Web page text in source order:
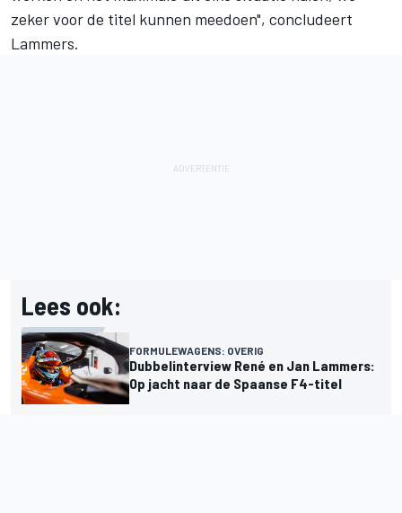
zeker voor de titel kunnen meedoen", concludeert
Lammers.
Lees ook:
FORMULEWAGENS: OVERIG
Dubbelinterview René en Jan Lammers:
Op jacht naar de Spaanse F4-titel